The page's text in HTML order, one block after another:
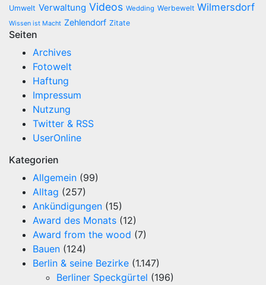
Umwelt Verwaltung Videos Wedding Werbewelt Wilmersdorf
Wissen ist Macht Zehlendorf Zitate
Seiten
Archives
Fotowelt
Haftung
Impressum
Nutzung
Twitter & RSS
UserOnline
Kategorien
Allgemein (99)
Alltag (257)
Ankündigungen (15)
Award des Monats (12)
Award from the wood (7)
Bauen (124)
Berlin & seine Bezirke (1.147)
Berliner Speckgürtel (196)